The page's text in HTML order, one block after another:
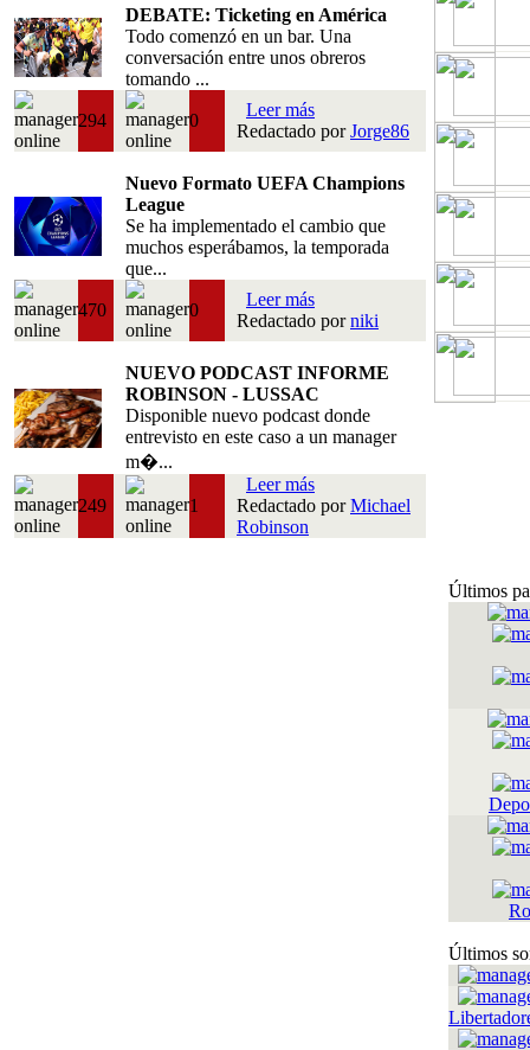
DEBATE: Ticketing en América
Todo comenzó en un bar. Una
conversación entre unos obreros
tomando ...
294 0
Leer más
Redactado porJorge86
Nuevo Formato UEFA Champions
League
Se ha implementado el cambio que
muchos esperábamos, la temporada
que...
470 0
Leer más
Redactado porniki
NUEVO PODCAST INFORME
ROBINSON - LUSSAC
Disponible nuevo podcast donde
entrevisto en este caso a un manager
m�...
249 1
Leer más
Redactado porMichael
Robinson
Últimos
Últimos